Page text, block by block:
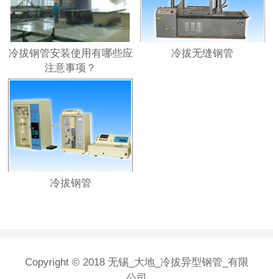
冷拔钢管安装使用有哪些应
注意事项？
冷拔无缝钢管
冷拔钢管
Copyright © 2018 无锡_大地_冷拔异型钢管_有限